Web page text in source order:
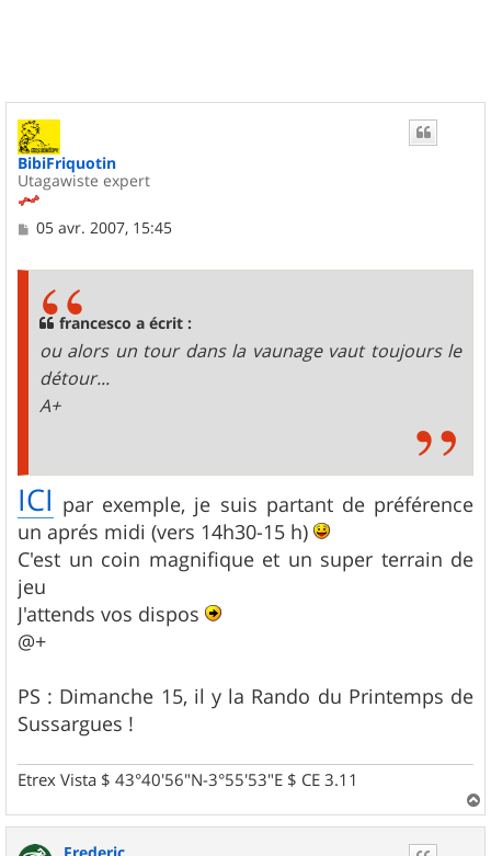
BibiFriquotin
Utagawiste expert
M
05 avr. 2007, 15:45
francesco a écrit :
ou alors un tour dans la vaunage vaut toujours le
détour...
A+
ICI par exemple, je suis partant de préférence
un aprés midi (vers 14h30-15 h)
C'est un coin magnifique et un super terrain de
jeu
J'attends vos dispos
@+
PS : Dimanche 15, il y la Rando du Printemps de
Sussargues !
Etrex Vista $ 43°40'56"N-3°55'53"E $ CE 3.11
a